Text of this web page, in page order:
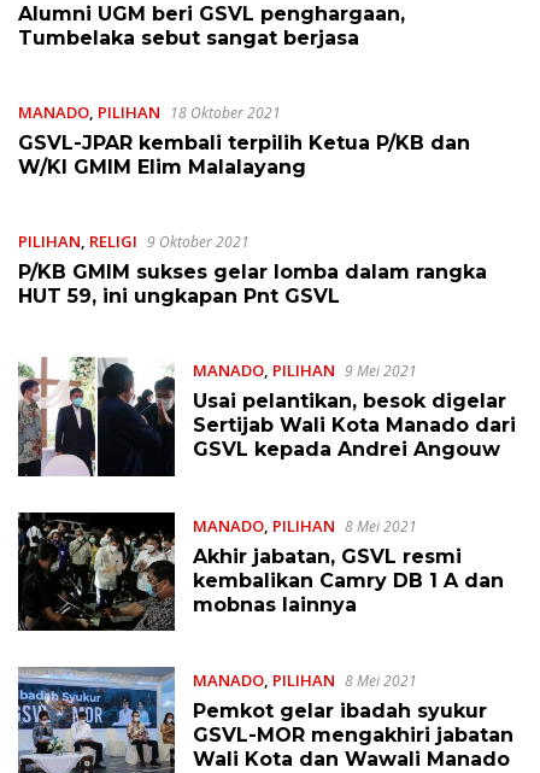
Alumni UGM beri GSVL penghargaan,
Tumbelaka sebut sangat berjasa
MANADO, PILIHAN 18 Oktober 2021
GSVL-JPAR kembali terpilih Ketua P/KB dan
W/KI GMIM Elim Malalayang
PILIHAN, RELIGI 9 Oktober 2021
P/KB GMIM sukses gelar lomba dalam rangka
HUT 59, ini ungkapan Pnt GSVL
MANADO, PILIHAN 9 Mei 2021
Usai pelantikan, besok digelar
Sertijab Wali Kota Manado dari
GSVL kepada Andrei Angouw
MANADO, PILIHAN 8 Mei 2021
Akhir jabatan, GSVL resmi
kembalikan Camry DB 1 A dan
mobnas lainnya
MANADO, PILIHAN 8 Mei 2021
Pemkot gelar ibadah syukur
GSVL-MOR mengakhiri jabatan
Wali Kota dan Wawali Manado